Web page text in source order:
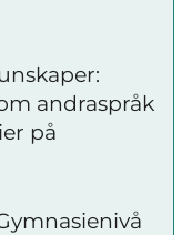
andraspråk
på